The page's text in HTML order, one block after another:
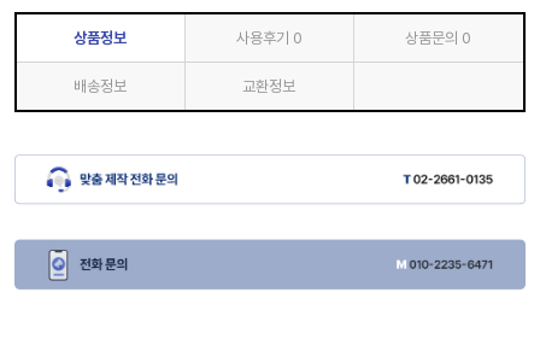
상품정보 사용후기 0 상품문의 0
배송정보 교환정보